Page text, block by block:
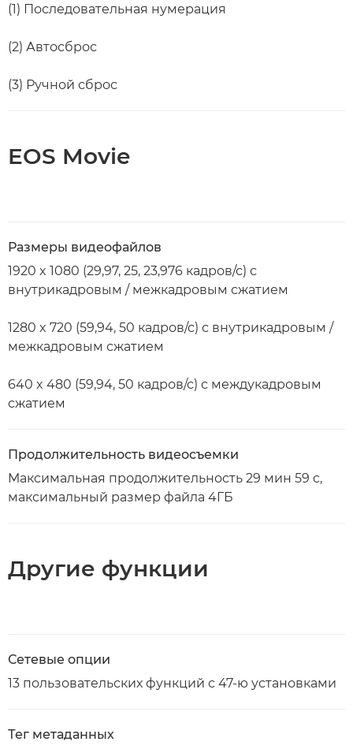
(1) Последовательная нумерация
(2) Автосброс
(3) Ручной сброс
EOS Movie
Размеры видеофайлов
1920 x 1080 (29,97, 25, 23,976 кадров/с) с
внутрикадровым / межкадровым сжатием
1280 x 720 (59,94, 50 кадров/с) с внутрикадровым /
межкадровым сжатием
640 x 480 (59,94, 50 кадров/с) с междукадровым
сжатием
Продолжительность видеосъемки
Максимальная продолжительность 29 мин 59 c,
максимальный размер файла 4ГБ
Другие функции
Сетевые опции
13 пользовательских функций с 47-ю установками
Тег метаданных